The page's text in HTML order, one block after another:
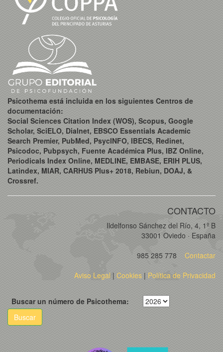
Psicothema está incluida en los siguientes Centros de
documentación:
Social Sciences Citation Index (WOS), Scopus, Google
Scholar, SciELO, Dialnet, EBSCO Essentials Academic
Search Premier, PubMed, PsycINFO, IBECS, Redinet,
Psicodoc, Pubpsych, Fuente Académica Plus, IBZ Online,
Periodicals Index Online, MEDLINE, EMBASE, ERIH PLUS,
Latindex, MIAR, CARHUS Plus+ 2018, Rebiun, DOAJ, &
Crossref.
CONTACTO
Ildelfonso Sánchez del Río, 4, 1º B
33001 Oviedo · España
985 285 778
Contactar
Aviso Legal| Cookies | Política de Privacidad
Buscar un número de Psicothema:
Buscar